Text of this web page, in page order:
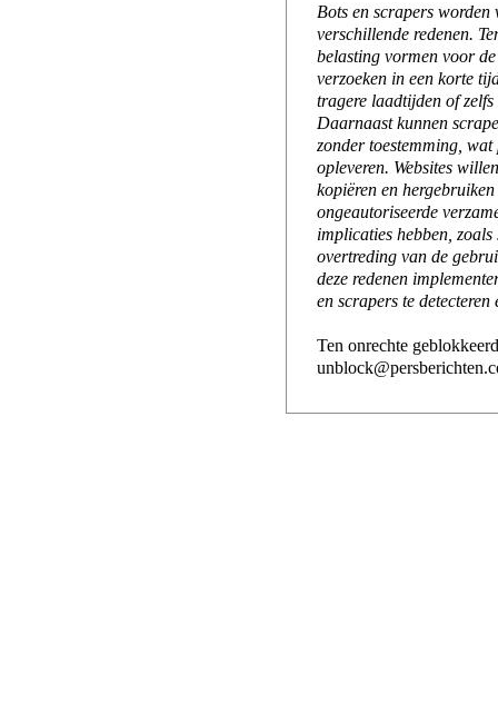
Bots en scrapers worden
verschillende redenen.
belasting vormen voor
verzoeken in een korte
tragere laadtijden of
Daarnaast kunnen
zonder toestemming,
opleveren. Websites
kopiëren en
ongeautoriseerde
implicaties hebben,
overtreding van de
deze redenen
en scrapers te detecteren
Ten onrechte